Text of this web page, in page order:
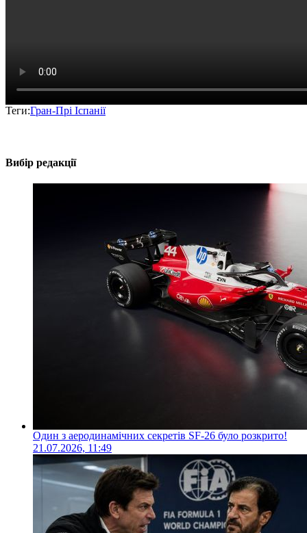
Теги:Гран-Прі Іспанії
Вибір редакції
Один з аеродинамічних секретів SF-26 було розкрито!
21.07.2026, 11:49